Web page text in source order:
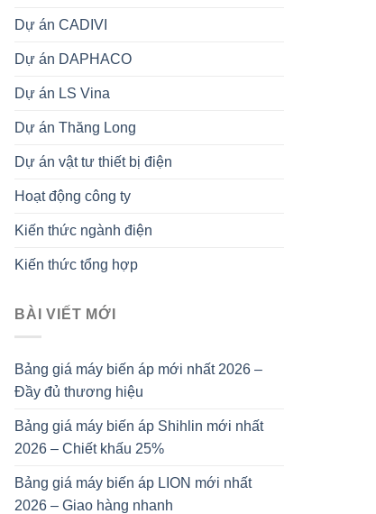
Dự án CADIVI
Dự án DAPHACO
Dự án LS Vina
Dự án Thăng Long
Dự án vật tư thiết bị điện
Hoạt động công ty
Kiến thức ngành điện
Kiến thức tổng hợp
BÀI VIẾT MỚI
Bảng giá máy biến áp mới nhất 2026 –
Đầy đủ thương hiệu
Bảng giá máy biến áp Shihlin mới nhất
2026 – Chiết khấu 25%
Bảng giá máy biến áp LION mới nhất
2026 – Giao hàng nhanh